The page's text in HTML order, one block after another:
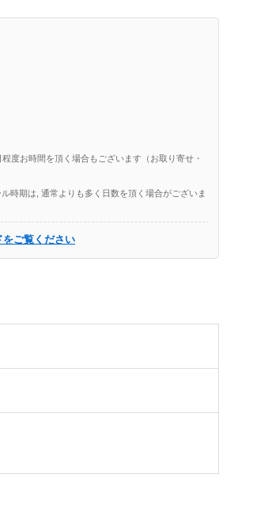
度お時間を頂く場合もございます（お取り寄せ・
時期は, 通常よりも多く日数を頂く場合がございま
ご覧ください